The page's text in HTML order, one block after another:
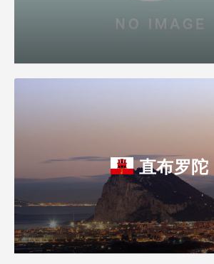
直布罗陀